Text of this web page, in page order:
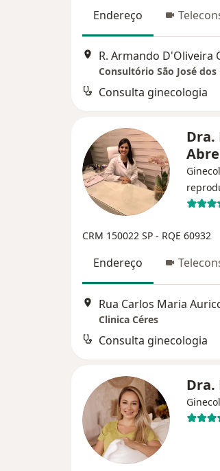
Endereço
Consultório São José dos
Consulta ginecologia
Dra.
CRM 150022 SP - RQE 60932
Endereço
Rua Carlos Maria
Clinica Céres
Consulta ginecologia
Dra.